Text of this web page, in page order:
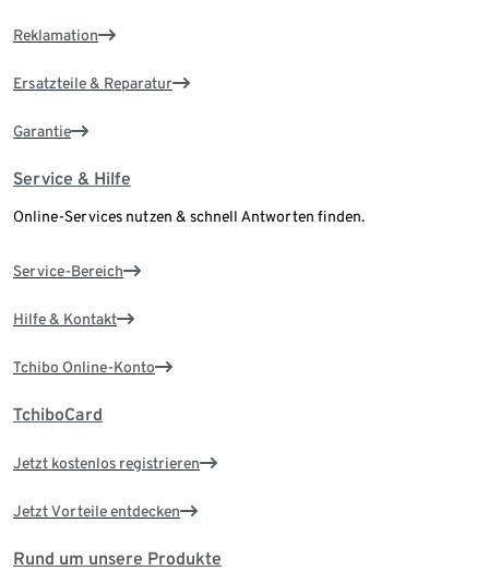
Reklamation
Ersatzteile & Reparatur
Garantie
Service & Hilfe
Online-Services nutzen & schnell Antworten finden.
Service-Bereich
Hilfe & Kontakt
Tchibo Online-Konto
TchiboCard
Jetzt kostenlos registrieren
Jetzt Vorteile entdecken
Rund um unsere Produkte